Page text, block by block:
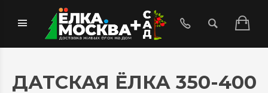
ДАТСКАЯ ЁЛКА 350-400